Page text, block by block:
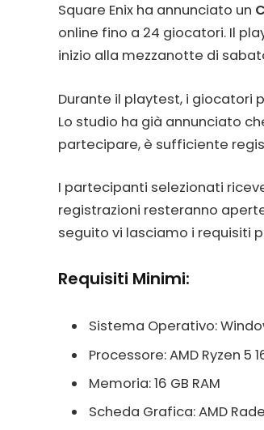
Square Enix ha annunciato un
online fino a 24 giocatori. Il
inizio alla mezzanotte di
Durante il playtest, i giocatori
Lo studio ha già annunciato
partecipare, è sufficiente
I partecipanti selezionati
registrazioni resteranno
seguito vi lasciamo i requisiti
Requisiti Minimi:
Sistema Operativo:
Processore: AMD Ryzen
Memoria: 16 GB RAM
Scheda Grafica: AMD